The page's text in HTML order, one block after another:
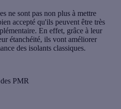
ne sont pas non plus à mettre
accepté qu'ils peuvent être très
En effet, grâce à leur
étanchéité, ils vont améliorer
des isolants classiques.
PMR